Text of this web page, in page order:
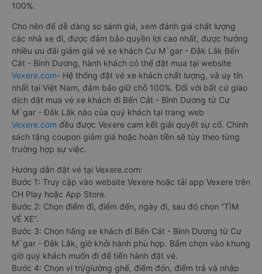
100%.
Cho nên để dễ dàng so sánh giá, xem đánh giá chất lượng
các nhà xe đi, được đảm bảo quyền lợi cao nhất, được hưởng
nhiều ưu đãi giảm giá vé xe khách Cư M`gar - Đắk Lắk Bến
Cát - Bình Dương, hành khách có thể đặt mua tại website
Vexere.com- Hệ thống đặt vé xe khách chất lượng, và uy tín
nhất tại Việt Nam, đảm bảo giữ chỗ 100%. Đối với bất cứ giao
dịch đặt mua vé xe khách đi Bến Cát - Bình Dương từ Cư
M`gar - Đắk Lắk nào của quý khách tại trang web
Vexere.com đều được Vexere cam kết giải quyết sự cố. Chính
sách tặng coupon giảm giá hoặc hoàn tiền sẽ tùy theo từng
trường hợp sự việc.
Hướng dẫn đặt vé tại Vexere.com:
Bước 1: Truy cập vào website Vexere hoặc tải app Vexere trên
CH Play hoặc App Store.
Bước 2: Chọn điểm đi, điểm đến, ngày đi, sau đó chọn “TÌM
VÉ XE”.
Bước 3: Chọn hãng xe khách đi Bến Cát - Bình Dương từ Cư
M`gar - Đắk Lắk, giờ khởi hành phù hợp. Bấm chọn vào khung
giờ quý khách muốn đi để tiến hành đặt vé.
Bước 4: Chọn vị trí/giường ghế, điểm đón, điểm trả và nhập